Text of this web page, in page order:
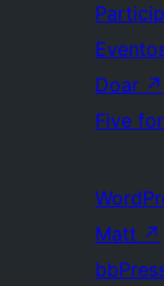
Doar ↗
Five
Matt ↗